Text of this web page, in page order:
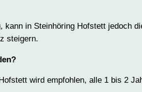
in Steinhöring Hofstett jedoch
steigern.
wird empfohlen, alle 1 bis 2